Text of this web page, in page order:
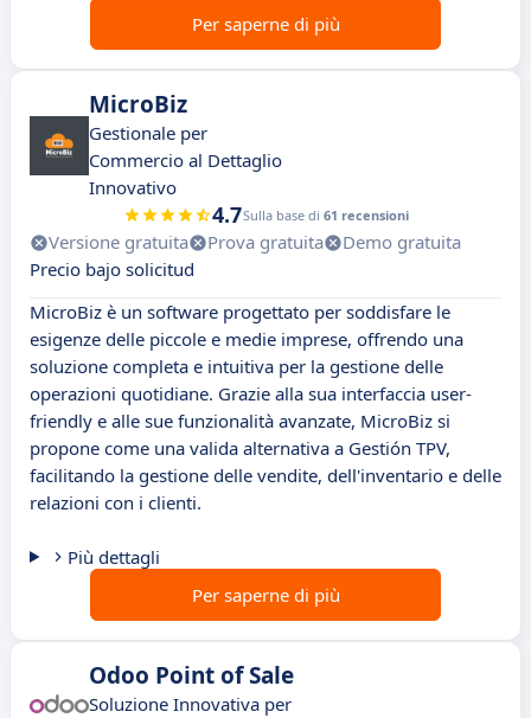
Per saperne di più
MicroBiz
Gestionale per
Commercio al Dettaglio
Innovativo
4.7Sulla base di 61 recensioni
Versione gratuita Prova gratuita
Demo gratuita
Precio bajo solicitud
MicroBiz è un software progettato per soddisfare le
esigenze delle piccole e medie imprese, offrendo una
soluzione completa e intuitiva per la gestione delle
operazioni quotidiane. Grazie alla sua interfaccia user-
friendly e alle sue funzionalità avanzate, MicroBiz si
propone come una valida alternativa a Gestión TPV,
facilitando la gestione delle vendite, dell'inventario e delle
relazioni con i clienti.
Più dettagli
Per saperne di più
Odoo Point of Sale
Soluzione Innovativa per